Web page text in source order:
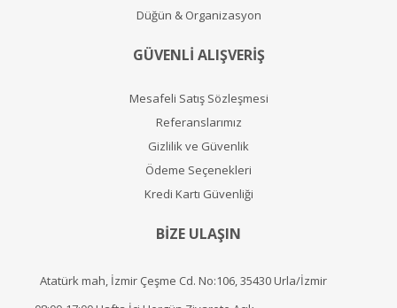
Düğün & Organizasyon
GÜVENLİ ALIŞVERİŞ
Mesafeli Satış Sözleşmesi
Referanslarımız
Gizlilik ve Güvenlik
Ödeme Seçenekleri
Kredi Kartı Güvenliği
BİZE ULAŞIN
Atatürk mah, İzmir Çeşme Cd. No:106, 35430 Urla/İzmir